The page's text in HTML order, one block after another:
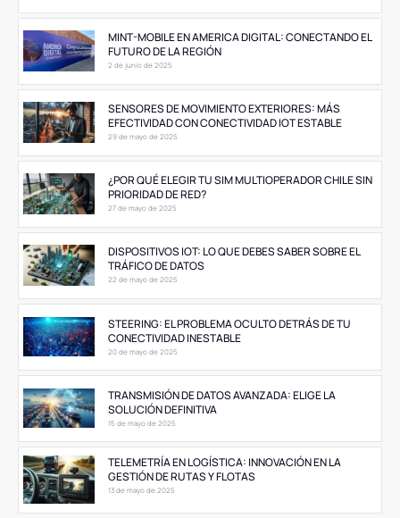
MINT-MOBILE EN AMERICA DIGITAL: CONECTANDO EL
FUTURO DE LA REGIÓN
2 de junio de 2025
SENSORES DE MOVIMIENTO EXTERIORES: MÁS
EFECTIVIDAD CON CONECTIVIDAD IOT ESTABLE
29 de mayo de 2025
¿POR QUÉ ELEGIR TU SIM MULTIOPERADOR CHILE SIN
PRIORIDAD DE RED?
27 de mayo de 2025
DISPOSITIVOS IOT: LO QUE DEBES SABER SOBRE EL
TRÁFICO DE DATOS
22 de mayo de 2025
STEERING: EL PROBLEMA OCULTO DETRÁS DE TU
CONECTIVIDAD INESTABLE
20 de mayo de 2025
TRANSMISIÓN DE DATOS AVANZADA: ELIGE LA
SOLUCIÓN DEFINITIVA
15 de mayo de 2025
TELEMETRÍA EN LOGÍSTICA: INNOVACIÓN EN LA
GESTIÓN DE RUTAS Y FLOTAS
13 de mayo de 2025